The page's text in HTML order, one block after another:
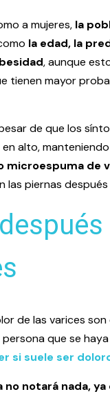
a mujeres, la
la edad, la
, aunque
tienen mayor
de que los
alto,
de
piernas
de las varices
que se
si suele ser
notará nada,